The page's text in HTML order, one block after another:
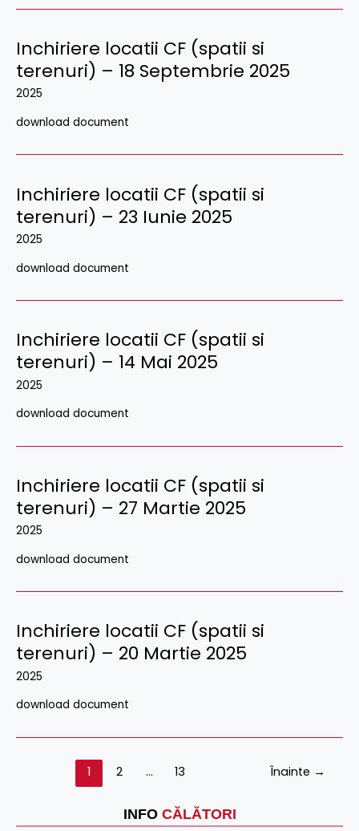
INFO CĂLĂTORI
Inchiriere locatii CF (spatii si
terenuri) – 18 Septembrie 2025
2025
download document
Inchiriere locatii CF (spatii si
terenuri) – 23 Iunie 2025
2025
download document
Inchiriere locatii CF (spatii si
terenuri) – 14 Mai 2025
2025
download document
Inchiriere locatii CF (spatii si
terenuri) – 27 Martie 2025
2025
download document
Inchiriere locatii CF (spatii si
terenuri) – 20 Martie 2025
2025
download document
1 2 … 13 Înainte →